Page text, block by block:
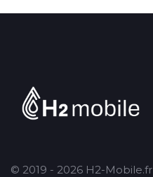
© 2019 - 2026 H2-Mobile.fr